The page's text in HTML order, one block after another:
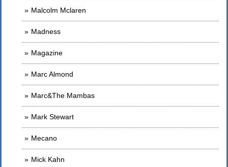
Malcolm Mclaren
Madness
Magazine
Marc Almond
Marc&The Mambas
Mark Stewart
Mecano
Mick Kahn